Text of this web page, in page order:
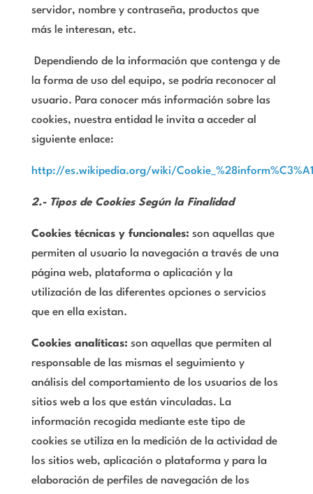
servidor, nombre y contraseña, productos que
más le interesan, etc.
Dependiendo de la información que contenga y de
la forma de uso del equipo, se podría reconocer al
usuario. Para conocer más información sobre las
cookies, nuestra entidad le invita a acceder al
siguiente enlace:
http://es.wikipedia.org/wiki/
2.- Tipos de Cookies Según la Finalidad
Cookies técnicas y funcionales: son aquellas que
permiten al usuario la navegación a través de una
página web, plataforma o aplicación y la
utilización de las diferentes opciones o servicios
que en ella existan.
Cookies analíticas: son aquellas que permiten al
responsable de las mismas el seguimiento y
análisis del comportamiento de los usuarios de los
sitios web a los que están vinculadas. La
información recogida mediante este tipo de
cookies se utiliza en la medición de la actividad de
los sitios web, aplicación o plataforma y para la
elaboración de perfiles de navegación de los